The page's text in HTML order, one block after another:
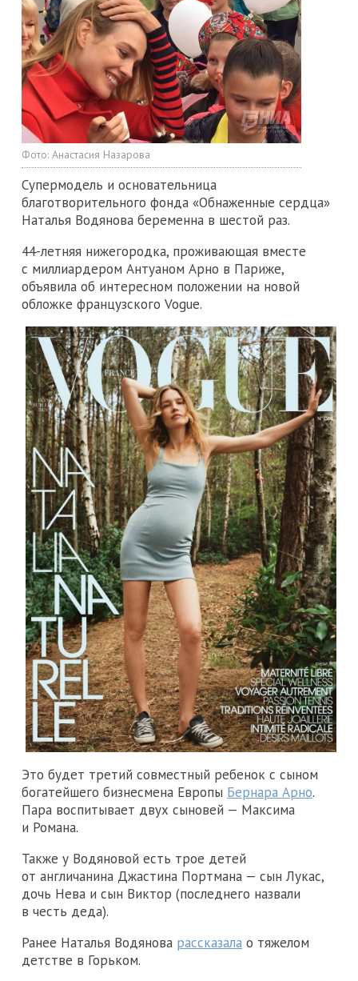
Фото: Анастасия Назарова
Супермодель и основательница
благотворительного фонда «Обнаженные сердца»
Наталья Водянова беременна в шестой раз.
44-летняя нижегородка, проживающая вместе
с миллиардером Антуаном Арно в Париже,
объявила об интересном положении на новой
обложке французского Vogue.
Это будет третий совместный ребенок с сыном
богатейшего бизнесмена Европы Бернара Арно.
Пара воспитывает двух сыновей — Максима
и Романа.
Также у Водяновой есть трое детей
от англичанина Джастина Портмана — сын Лукас,
дочь Нева и сын Виктор (последнего назвали
в честь деда).
Ранее Наталья Водянова рассказала о тяжелом
детстве в Горьком.